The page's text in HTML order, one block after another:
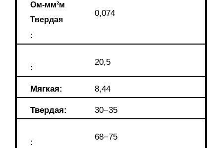
Ом-мм²м
Твердая
:
0,074
:
20,5
Мягкая: 8,44
Твердая: 30−35
:
68−75